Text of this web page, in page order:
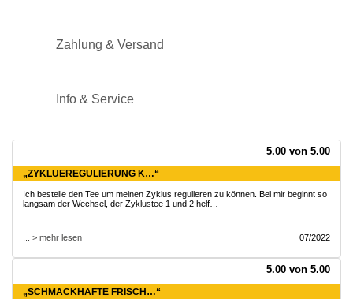
Zahlung & Versand
Info & Service
5.00 von 5.00
„ZYKLUEREGULIERUNG K…“
Ich bestelle den Tee um meinen Zyklus regulieren zu können. Bei mir beginnt so
langsam der Wechsel, der Zyklustee 1 und 2 helf…
... > mehr lesen 07/2022
5.00 von 5.00
„SCHMACKHAFTE FRISCH…“